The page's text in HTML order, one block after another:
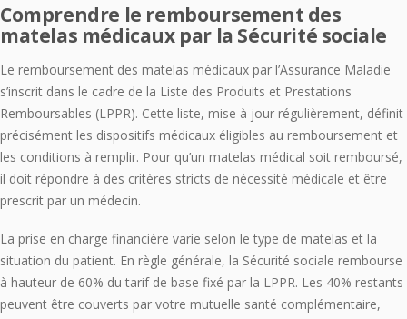
Comprendre le remboursement des
matelas médicaux par la Sécurité sociale
Le remboursement des matelas médicaux par l’Assurance Maladie
s’inscrit dans le cadre de la Liste des Produits et Prestations
Remboursables (LPPR). Cette liste, mise à jour régulièrement, définit
précisément les dispositifs médicaux éligibles au remboursement et
les conditions à remplir. Pour qu’un matelas médical soit remboursé,
il doit répondre à des critères stricts de nécessité médicale et être
prescrit par un médecin.
La prise en charge financière varie selon le type de matelas et la
situation du patient. En règle générale, la Sécurité sociale rembourse
à hauteur de 60% du tarif de base fixé par la LPPR. Les 40% restants
peuvent être couverts par votre mutuelle santé complémentaire,